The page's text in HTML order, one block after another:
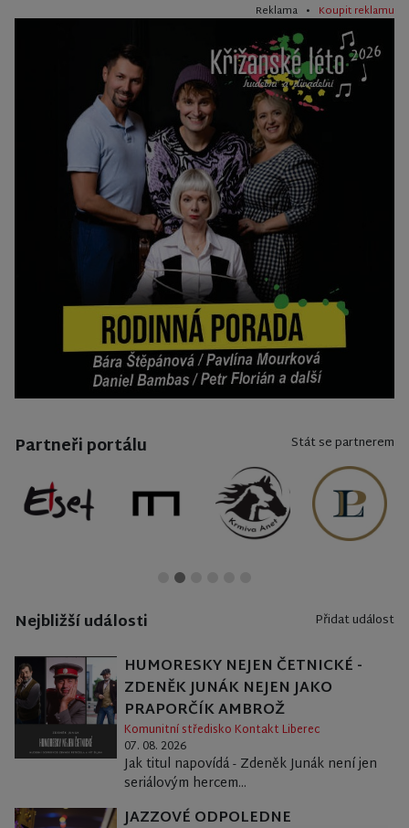
Reklama • Koupit reklamu
Partneři portálu Stát se partnerem
Nejbližší události Přidat událost
HUMORESKY NEJEN ČETNICKÉ -
ZDENĚK JUNÁK NEJEN JAKO
PRAPORČÍK AMBROŽ
Komunitní středisko Kontakt Liberec
07. 08. 2026
Jak titul napovídá - Zdeněk Junák není jen
seriálovým hercem...
JAZZOVÉ ODPOLEDNE